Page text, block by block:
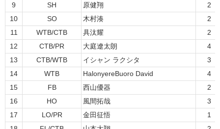
9
SH 原健翔
2
10
SO 木村湊
2
11
WTB/CTB 具汰耀
2
12
CTB/PR 大庭遼太朗
4
13
CTB/WTB イシャン ラクシタ
3
14
WTB HalonyereBuoro David
4
15
FB 西山優器
2
16
HO 風間拓哉
3
17
LO/PR 金田征悟
1